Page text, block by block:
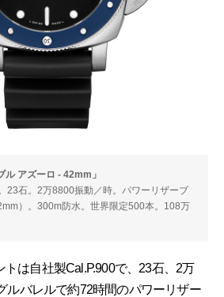
アズーロ - 42mm」
23石。2万8800振動／時。パワーリザーブ
）。300m防水。世界限定500本。108万
は自社製Cal.P.900で、23石、2万
ルバレルで約72時間のパワーリザー